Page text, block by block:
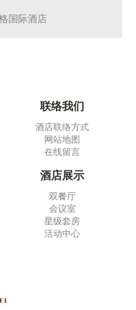
国际酒店
联络我们
酒店联络方式
网站地图
在线留言
酒店展示
双餐厅
会议室
星级套房
活动中心